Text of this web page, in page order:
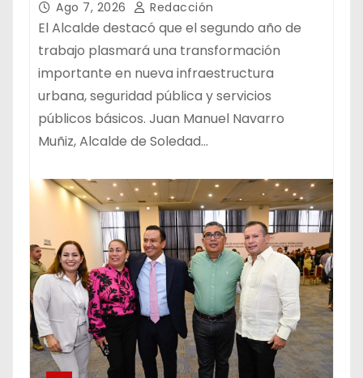
DE LOS SOLEDENSES: JUAN
MANUEL NAVARRO
Ago 7, 2026 Redacción
El Alcalde destacó que el segundo año de
trabajo plasmará una transformación
importante en nueva infraestructura
urbana, seguridad pública y servicios
públicos básicos. Juan Manuel Navarro
Muñiz, Alcalde de Soledad…